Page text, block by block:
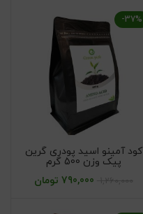
-37%
کود آمینو اسید پودری گرین
پیک وزن 500 گرم
790,000 تومان